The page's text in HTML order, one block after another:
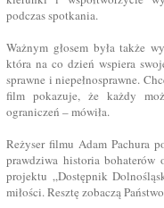
podczas spotkania.
Ważnym głosem była także
która na co dzień wspiera
sprawne i niepełnosprawne.
film pokazuje, że każdy
ograniczeń – mówiła.
Reżyser filmu Adam Pachura
prawdziwa historia bohaterów
projektu „Dostępnik
miłości. Resztę zobaczą